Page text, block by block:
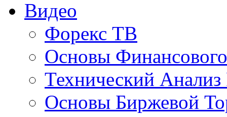
Видео
Форекс ТВ
Основы
Технический
Основы Биржевой